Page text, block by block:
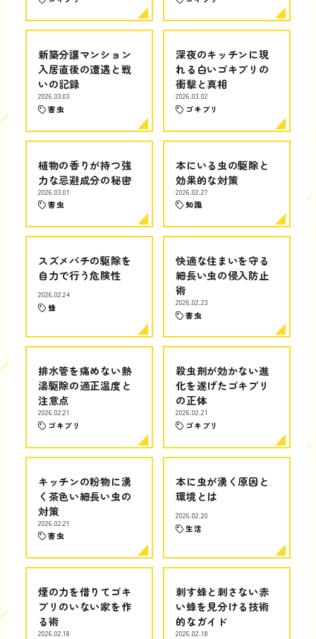
新築分譲マンション
入居直後の遭遇と戦
いの記録
2026.03.03
害虫
深夜のキッチンに現
れる白いゴキブリの
衝撃と真相
2026.03.02
ゴキブリ
植物の香りが持つ強
力な忌避成分の秘密
2026.03.01
害虫
本にいる虫の駆除と
効果的な対策
2026.02.27
知識
スズメバチの駆除を
自力で行う危険性
2026.02.24
蜂
快適な住まいを守る
細長い虫の侵入防止
術
2026.02.23
害虫
排水管を痛めない熱
湯駆除の適正温度と
注意点
2026.02.21
ゴキブリ
殺虫剤が効かない進
化を遂げたゴキブリ
の正体
2026.02.21
ゴキブリ
キッチンの粉物に湧
く茶色い細長い虫の
対策
2026.02.21
害虫
本に虫が湧く原因と
環境とは
2026.02.20
生活
煙の力を借りてゴキ
ブリのいない家を作
る術
2026.02.18
刺す蜂と刺さない赤
い蜂を見分ける技術
的なガイド
2026.02.18